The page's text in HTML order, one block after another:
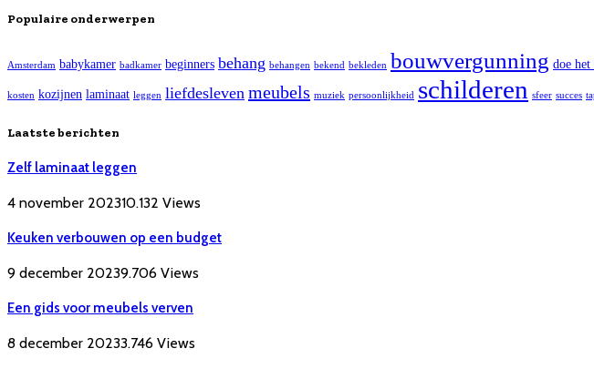
Populaire onderwerpen
Amsterdam babykamer badkamer beginners behang behangen bekend bekleden bouwvergunning doe
kosten kozijnen laminaat leggen liefdesleven meubels muziek persoonlijkheid schilderen sfeer succes
Laatste berichten
Zelf laminaat leggen
4 november 202310.132 Views
Keuken verbouwen op een budget
9 december 20239.706 Views
Een gids voor meubels verven
8 december 20233.746 Views